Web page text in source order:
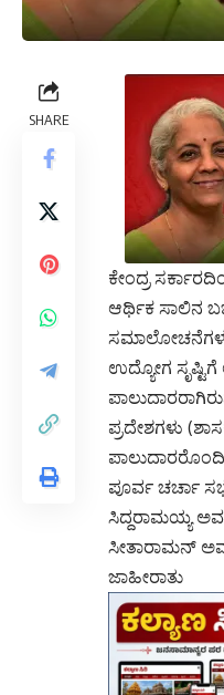
SHARE
ಕೇಂದ್ರ
ಆರ್ಥಿಕ ಸಾಲಿನ
ಸಮಾಲೋಚನೆಗಳ
ಉದ್ಯೋಗ
ಪ್ರದೇಶಗಳು
ಪೂರ್ವ ಚರ್ಚಾ
ಸಿದ್ದರಾಮಯ್ಯ
ಸೀತಾರಾಮನ್
ಜಾಹೀರಾತು